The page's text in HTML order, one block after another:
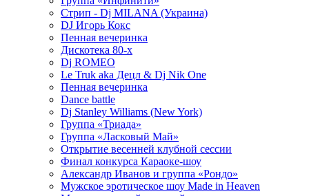
Стрип - Dj MILANA (Украина)
DJ Игорь Кокс
Пенная вечеринка
Дискотека 80-х
Dj ROMEO
Le Truk aka Децл & Dj Nik One
Пенная вечеринка
Dance battle
Dj Stanley Williams (New York)
Группа «Триада»
Группа «Ласковый Май»
Открытие весенней клубной сессии
Финал конкурса Караоке-шоу
Александр Иванов и группа «Рондо»
Мужское эротическое шоу Made in Heaven